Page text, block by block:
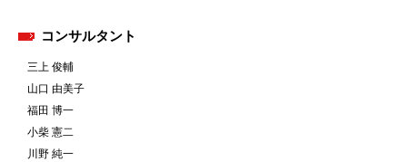
コンサルタント
三上 俊輔
山口 由美子
福田 博一
小柴 憲二
川野 純一